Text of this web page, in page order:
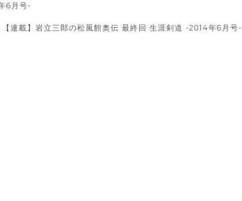
6月号-
【連載】岩立三郎の松風館奥伝 最終回 生涯剣道 -2014年6月号-